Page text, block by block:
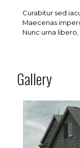
Curabitur sed
Maecenas
Nunc urna
Gallery